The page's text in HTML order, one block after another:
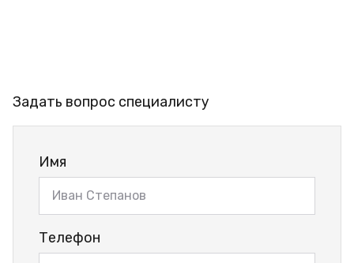
Задать вопрос специалисту
Имя
Телефон